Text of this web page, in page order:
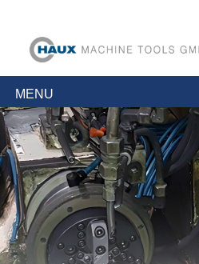
Vysokorychlostní brusky na
MENU
RETROFIT